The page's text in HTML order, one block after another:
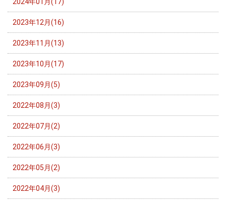
2023年12月(16)
2023年11月(13)
2023年10月(17)
2023年09月(5)
2022年08月(3)
2022年07月(2)
2022年06月(3)
2022年05月(2)
2022年04月(3)